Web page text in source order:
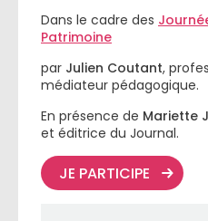
Dans le cadre des
Patrimoine
par Julien Coutant,
médiateur pédagogique.
En présence de Mariette
et éditrice du Journal.
JE PARTICIPE